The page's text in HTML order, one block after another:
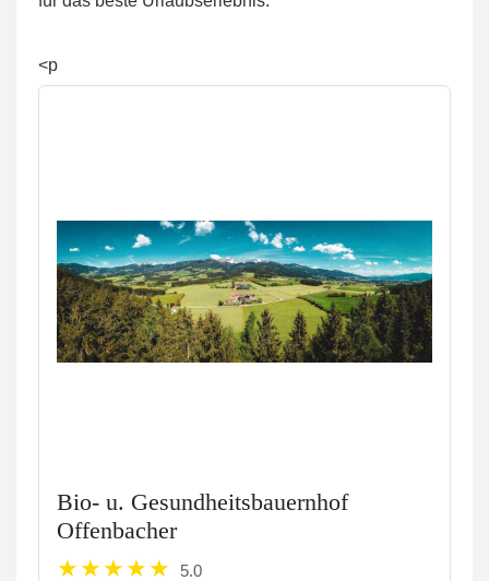
<p
Bio- u. Gesundheitsbauernhof
Offenbacher
5.0